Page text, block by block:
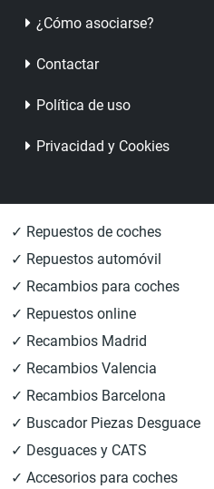
¿Cómo asociarse?
Contactar
Política de uso
Privacidad y Cookies
✓ Repuestos de coches
✓ Repuestos automóvil
✓ Recambios para coches
✓ Repuestos online
✓ Recambios Madrid
✓ Recambios Valencia
✓ Recambios Barcelona
✓ Buscador Piezas Desguace
✓ Desguaces y CATS
✓ Accesorios para coches